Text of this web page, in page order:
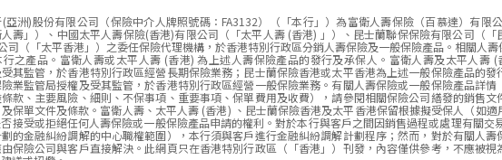
亞洲)股份有限公司（保險中介人牌照號碼：FA3132）（「本行」）為富衛人壽保險（百慕達）有限
壽」）、中國太平人壽保險(香港)有限公司（「太平人壽 (香港) 」）、昆士蘭聯保保險有限公司（
司（「太平香港」）之委任保險代理機構，於香港特別行政區分銷人壽保險及一般保險產品。相關人
行之產品。富衛人壽或太平人壽 (香港) 為上述人壽保險產品的發行及承保人。富衛人壽及太平人壽
其監管，於香港特別行政區經營長期保險業務；昆士蘭保險香港或太平香港為上述一般保險產品的
業監管局授權及受其監管，於香港特別行政區經營一般保險業務。有關人壽保險或一般保險產品詳
款、主要風險、細則、不保事項、重要事項、保單費用及收費），請參閱相關保險公司繕發的銷售
保單文件及條款。富衛人壽、太平人壽 (香港) 、昆士蘭保險香港及太平香港保留根據擬受保人（如
接受或拒絕任何人壽保險或一般保險產品申請的權利。對於本行與客戶之間因銷售過程或處理有關交
的金融糾紛調解的中心職權範圍），本行須與客戶進行金融糾紛調解計劃程序；然而，對於有關人
保險公司與客戶直接解決。此網頁只在香港特別行政區（「香港」）刊發，內容僅供參考，不應被